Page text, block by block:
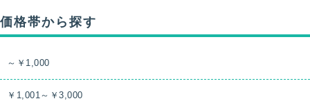
価格帯から探す
～￥1,000
￥1,001～￥3,000